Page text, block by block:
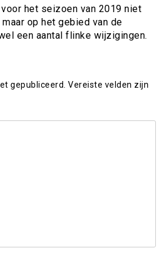
het seizoen van 2019 niet
op het gebied van de
een aantal flinke wijzigingen.
gepubliceerd. Vereiste velden zijn